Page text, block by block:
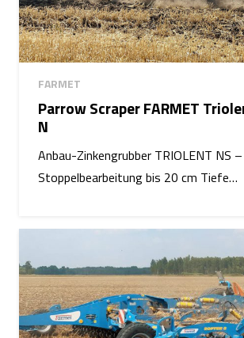
FARMET
Parrow Scraper FARMET
N
Anbau-Zinkengrubber TRIOLENT NS
Stoppelbearbeitung bis 20 cm Tiefe…